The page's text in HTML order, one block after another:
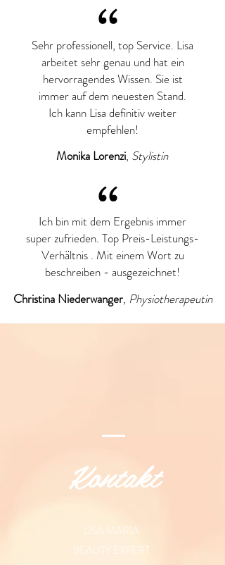
Sehr professionell, top Service. Lisa
arbeitet sehr genau und hat ein
hervorragendes Wissen. Sie ist
immer auf dem neuesten Stand.
Ich kann Lisa definitiv weiter
empfehlen!
“
Monika Lorenzi, Stylistin
Ich bin mit dem Ergebnis immer
super zufrieden. Top Preis-Leistungs-
Verhältnis . Mit einem Wort zu
beschreiben - ausgezeichnet!
“
Christina Niederwanger, Physiotherapeutin
Kontakt
LISA MARIA
BEAUTY EXPERT